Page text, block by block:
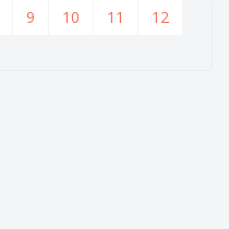
9 10 11 12